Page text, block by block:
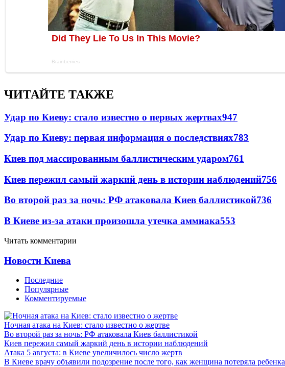
ЧИТАЙТЕ ТАКЖЕ
Удар по Киеву: стало известно о первых жертвах947
Удар по Киеву: первая информация о последствиях783
Киев под массированным баллистическим ударом761
Киев пережил самый жаркий день в истории наблюдений756
Во второй раз за ночь: РФ атаковала Киев баллистикой736
В Киеве из-за атаки произошла утечка аммиака553
Читать комментарии
Новости Киева
Последние
Популярные
Комментируемые
Ночная атака на Киев: стало известно о жертве
Во второй раз за ночь: РФ атаковала Киев баллистикой
Киев пережил самый жаркий день в истории наблюдений
Атака 5 августа: в Киеве увеличилось число жертв
В Киеве врачу объявили подозрение после того, как женщина потеряла ребенка